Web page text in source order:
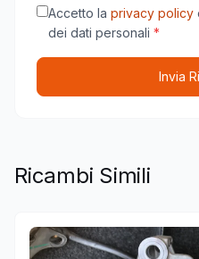
Accetto la privacy policy
dei dati personali *
Invia
Ricambi Simili